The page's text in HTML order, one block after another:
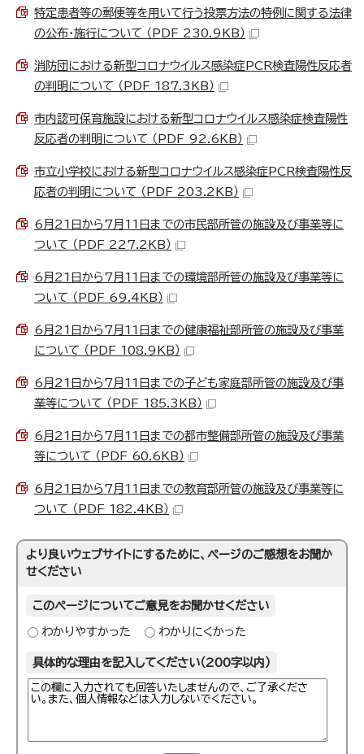
特定患者等の郵便等を用いて行う投票方法の特例に関する法律
の公布・施行について （PDF 230.9KB）
消防団における新型コロナウイルス感染症PCR検査陽性反応者
の判明について （PDF 187.3KB）
市内認可保育施設における新型コロナウイルス感染症検査陽性
反応者の判明について （PDF 92.6KB）
市立小学校における新型コロナウイルス感染症PCR検査陽性反
応者の判明について （PDF 203.2KB）
6月21日から7月11日までの市民部所管の施設及び事業等に
ついて （PDF 227.2KB）
6月21日から7月11日までの環境部所管の施設及び事業等に
ついて （PDF 69.4KB）
6月21日から7月11日までの健康福祉部所管の施設及び事業
について （PDF 108.9KB）
6月21日から7月11日までの子ども家庭部所管の施設及び事
業等について （PDF 185.3KB）
6月21日から7月11日までの都市整備部所管の施設及び事業
等について （PDF 60.6KB）
6月21日から7月11日までの教育部所管の施設及び事業等に
ついて （PDF 182.4KB）
より良いウェブサイトにするために、ページのご感想をお聞か
せください
このページについてご意見をお聞かせください
わかりやすかった わかりにくかった
具体的な理由を記入してください（200字以内）